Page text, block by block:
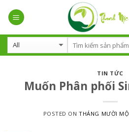
TIN TỨC
Muốn Phân phối
POSTED ONTHÁNG MƯỜI